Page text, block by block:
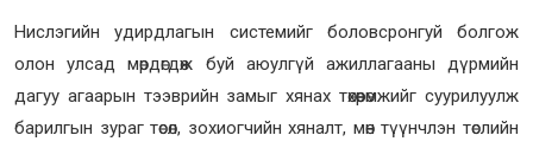
Нислэгийн удирдлагын системийг боловсронгуй болгож
олон улсад мөрдөгдөж буй аюулгүй ажиллагааны дүрмийн
дагуу агаарын тээврийн замыг хянах төхөөрөмжийг суурилуулж
барилгын зураг төсөл, зохиогчийн хяналт, мөн түүнчлэн төслийн